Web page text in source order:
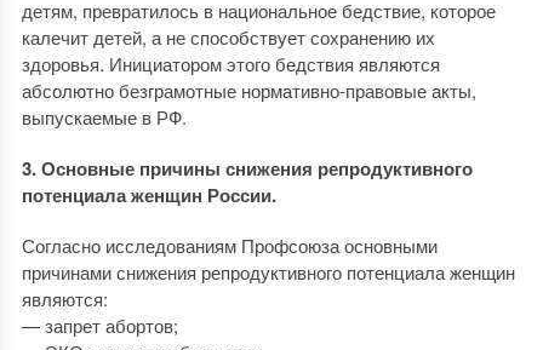
детям, превратилось в национальное бедствие, которое
калечит детей, а не способствует сохранению их
здоровья. Инициатором этого бедствия являются
абсолютно безграмотные нормативно-правовые акты,
выпускаемые в РФ.
3. Основные причины снижения репродуктивного
потенциала женщин России.
Согласно исследованиям Профсоюза основными
причинами снижения репродуктивного потенциала женщин
являются:
— запрет абортов;